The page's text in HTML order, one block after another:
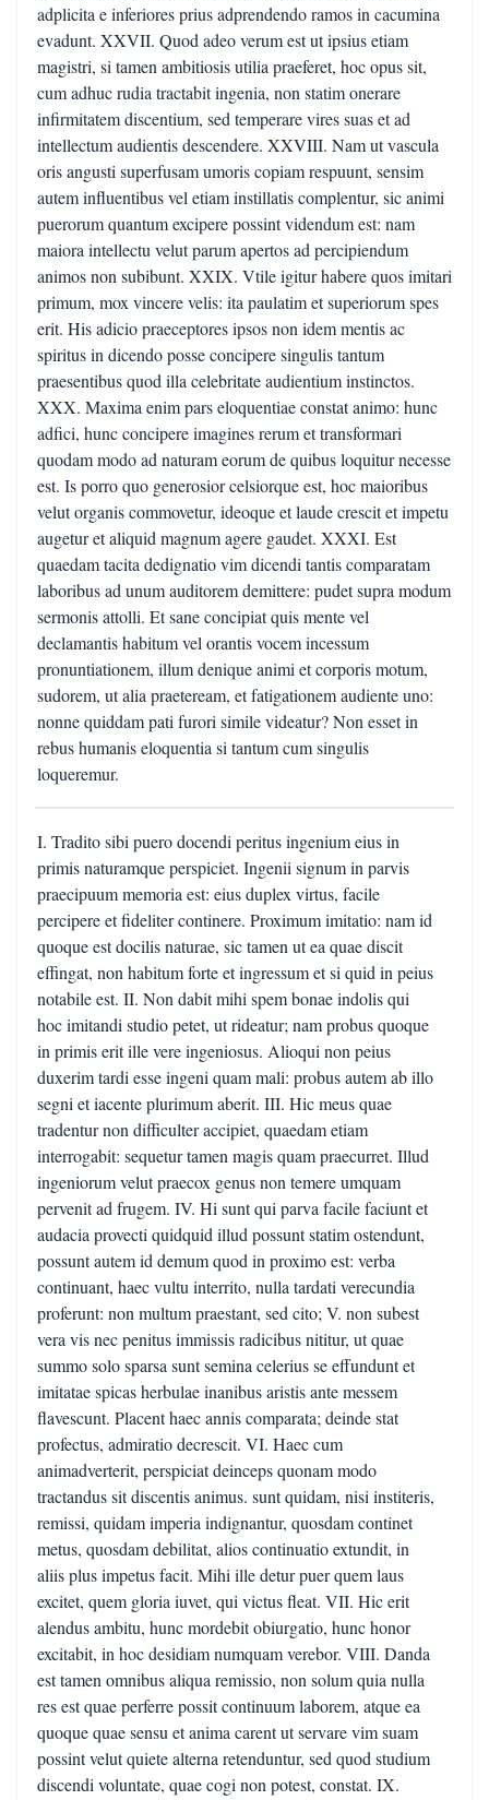
adplicita e inferiores prius adprendendo ramos in cacumina
evadunt. XXVII. Quod adeo verum est ut ipsius etiam
magistri, si tamen ambitiosis utilia praeferet, hoc opus sit,
cum adhuc rudia tractabit ingenia, non statim onerare
infirmitatem discentium, sed temperare vires suas et ad
intellectum audientis descendere. XXVIII. Nam ut vascula
oris angusti superfusam umoris copiam respuunt, sensim
autem influentibus vel etiam instillatis complentur, sic animi
puerorum quantum excipere possint videndum est: nam
maiora intellectu velut parum apertos ad percipiendum
animos non subibunt. XXIX. Vtile igitur habere quos imitari
primum, mox vincere velis: ita paulatim et superiorum spes
erit. His adicio praeceptores ipsos non idem mentis ac
spiritus in dicendo posse concipere singulis tantum
praesentibus quod illa celebritate audientium instinctos.
XXX. Maxima enim pars eloquentiae constat animo: hunc
adfici, hunc concipere imagines rerum et transformari
quodam modo ad naturam eorum de quibus loquitur necesse
est. Is porro quo generosior celsiorque est, hoc maioribus
velut organis commovetur, ideoque et laude crescit et impetu
augetur et aliquid magnum agere gaudet. XXXI. Est
quaedam tacita dedignatio vim dicendi tantis comparatam
laboribus ad unum auditorem demittere: pudet supra modum
sermonis attolli. Et sane concipiat quis mente vel
declamantis habitum vel orantis vocem incessum
pronuntiationem, illum denique animi et corporis motum,
sudorem, ut alia praeteream, et fatigationem audiente uno:
nonne quiddam pati furori simile videatur? Non esset in
rebus humanis eloquentia si tantum cum singulis
loqueremur.
I. Tradito sibi puero docendi peritus ingenium eius in
primis naturamque perspiciet. Ingenii signum in parvis
praecipuum memoria est: eius duplex virtus, facile
percipere et fideliter continere. Proximum imitatio: nam id
quoque est docilis naturae, sic tamen ut ea quae discit
effingat, non habitum forte et ingressum et si quid in peius
notabile est. II. Non dabit mihi spem bonae indolis qui
hoc imitandi studio petet, ut rideatur; nam probus quoque
in primis erit ille vere ingeniosus. Alioqui non peius
duxerim tardi esse ingeni quam mali: probus autem ab illo
segni et iacente plurimum aberit. III. Hic meus quae
tradentur non difficulter accipiet, quaedam etiam
interrogabit: sequetur tamen magis quam praecurret. Illud
ingeniorum velut praecox genus non temere umquam
pervenit ad frugem. IV. Hi sunt qui parva facile faciunt et
audacia provecti quidquid illud possunt statim ostendunt,
possunt autem id demum quod in proximo est: verba
continuant, haec vultu interrito, nulla tardati verecundia
proferunt: non multum praestant, sed cito; V. non subest
vera vis nec penitus immissis radicibus nititur, ut quae
summo solo sparsa sunt semina celerius se effundunt et
imitatae spicas herbulae inanibus aristis ante messem
flavescunt. Placent haec annis comparata; deinde stat
profectus, admiratio decrescit. VI. Haec cum
animadverterit, perspiciat deinceps quonam modo
tractandus sit discentis animus. sunt quidam, nisi institeris,
remissi, quidam imperia indignantur, quosdam continet
metus, quosdam debilitat, alios continuatio extundit, in
aliis plus impetus facit. Mihi ille detur puer quem laus
excitet, quem gloria iuvet, qui victus fleat. VII. Hic erit
alendus ambitu, hunc mordebit obiurgatio, hunc honor
excitabit, in hoc desidiam numquam verebor. VIII. Danda
est tamen omnibus aliqua remissio, non solum quia nulla
res est quae perferre possit continuum laborem, atque ea
quoque quae sensu et anima carent ut servare vim suam
possint velut quiete alterna retenduntur, sed quod studium
discendi voluntate, quae cogi non potest, constat. IX.